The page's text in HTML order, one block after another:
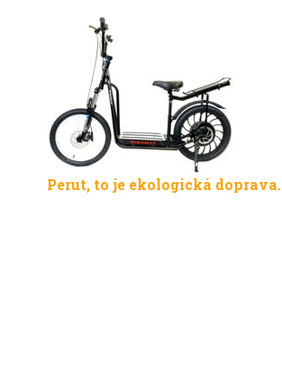
Perut, to je ekologická doprava.